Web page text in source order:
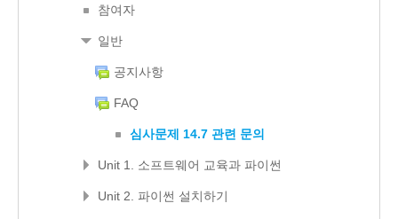
참여자
일반
공지사항
FAQ
심사문제 14.7 관련 문의
Unit 1. 소프트웨어 교육과 파이썬
Unit 2. 파이썬 설치하기